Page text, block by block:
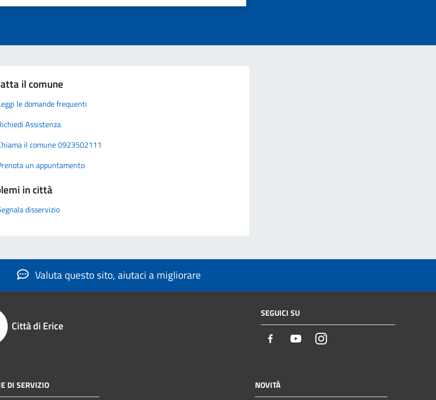
il comune
le domande frequenti
Assistenza
il comune 0923502111
un appuntamento
in città
disservizio
Valuta questo sito, aiutaci a migliorare
Città di Erice
SEGUICI SU
Facebook YoutubeInstagram
DI SERVIZIO NOVITÀ